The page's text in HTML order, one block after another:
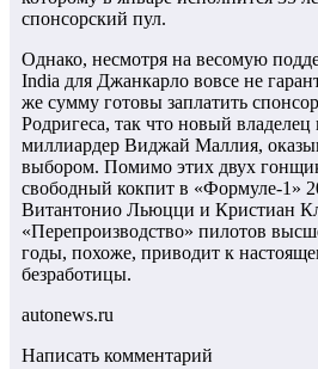
спонсорский пул.
Однако, несмотря на весомую
India для Джанкарло вовсе не
же сумму готовы заплатить
Родригеса, так что новый
миллиардер Виджай Маллия,
выбором. Помимо этих двух
свободный кокпит в «Формуле-1»
Витантонио Льюцци и Кристиан
«Перепроизводство» пилотов
годы, похоже, приводит к
безработицы.
autonews.ru
Написать комментарий